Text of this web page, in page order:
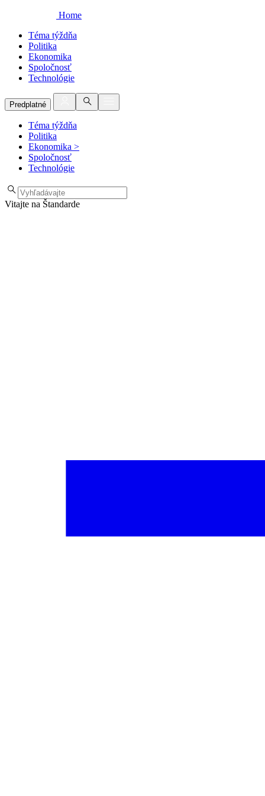
Home
Téma týždňa
Politika
Ekonomika
Spoločnosť
Technológie
Predplatné
Téma týždňa
Politika
Ekonomika >
Spoločnosť
Technológie
Vitajte na Štandarde